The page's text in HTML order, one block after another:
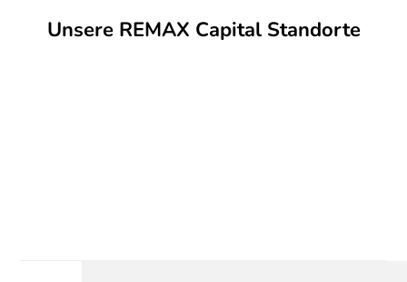
Unsere REMAX Capital Standorte